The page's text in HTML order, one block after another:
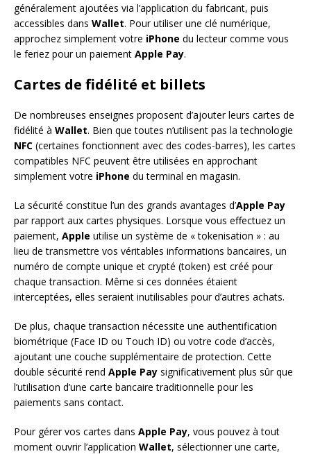
généralement ajoutées via l’application du fabricant, puis
accessibles dans Wallet. Pour utiliser une clé numérique,
approchez simplement votre iPhone du lecteur comme vous
le feriez pour un paiement Apple Pay.
Cartes de fidélité et billets
De nombreuses enseignes proposent d’ajouter leurs cartes de
fidélité à Wallet. Bien que toutes n’utilisent pas la technologie
NFC (certaines fonctionnent avec des codes-barres), les cartes
compatibles NFC peuvent être utilisées en approchant
simplement votre iPhone du terminal en magasin.
La sécurité constitue l’un des grands avantages d’Apple Pay
par rapport aux cartes physiques. Lorsque vous effectuez un
paiement, Apple utilise un système de « tokenisation » : au
lieu de transmettre vos véritables informations bancaires, un
numéro de compte unique et crypté (token) est créé pour
chaque transaction. Même si ces données étaient
interceptées, elles seraient inutilisables pour d’autres achats.
De plus, chaque transaction nécessite une authentification
biométrique (Face ID ou Touch ID) ou votre code d’accès,
ajoutant une couche supplémentaire de protection. Cette
double sécurité rend Apple Pay significativement plus sûr que
l’utilisation d’une carte bancaire traditionnelle pour les
paiements sans contact.
Pour gérer vos cartes dans Apple Pay, vous pouvez à tout
moment ouvrir l’application Wallet, sélectionner une carte,